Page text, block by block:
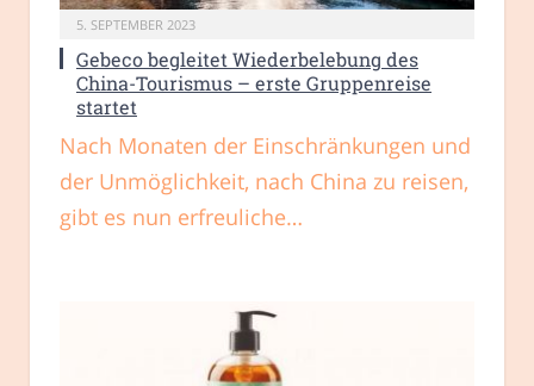
5. SEPTEMBER 2023
Gebeco begleitet Wiederbelebung des
China-Tourismus – erste Gruppenreise
startet
Nach Monaten der Einschränkungen und
der Unmöglichkeit, nach China zu reisen,
gibt es nun erfreuliche…